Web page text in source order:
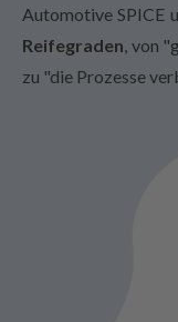
Automotive SPICE
Reifegraden , von
zu "die Prozesse